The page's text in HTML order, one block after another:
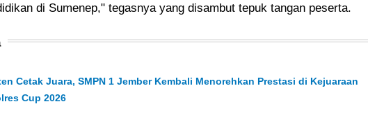
di Sumenep," tegasnya yang disambut tepuk tangan peserta.
Cetak Juara, SMPN 1 Jember Kembali Menorehkan Prestasi di Kejuaraan
Cup 2026